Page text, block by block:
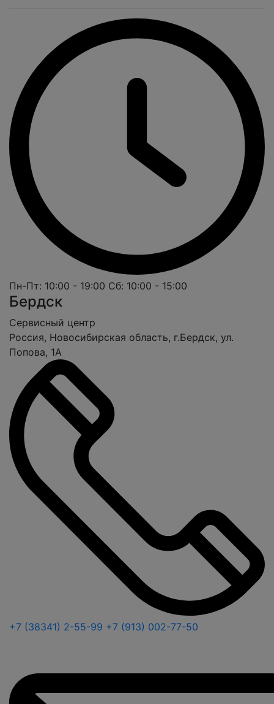
Пн-Пт: 10:00 - 19:00 Сб: 10:00 - 15:00
Бердск
Cервисный центр
Россия, Новосибирская область, г.Бердск, ул.
Попова, 1А
+7 (38341) 2-55-99 +7 (913) 002-77-50